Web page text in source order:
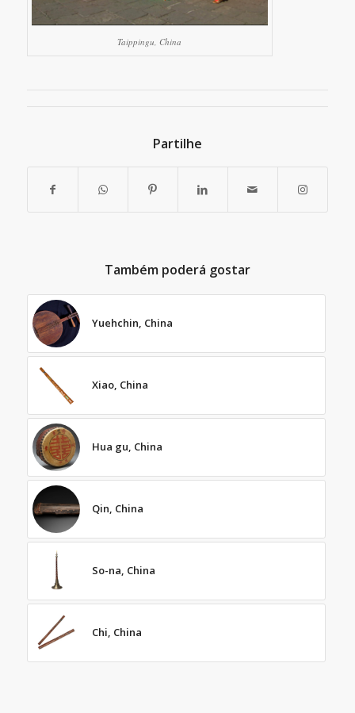
Taippingu, China
Partilhe
Também poderá gostar
Yuehchin, China
Xiao, China
Hua gu, China
Qin, China
So-na, China
Chi, China